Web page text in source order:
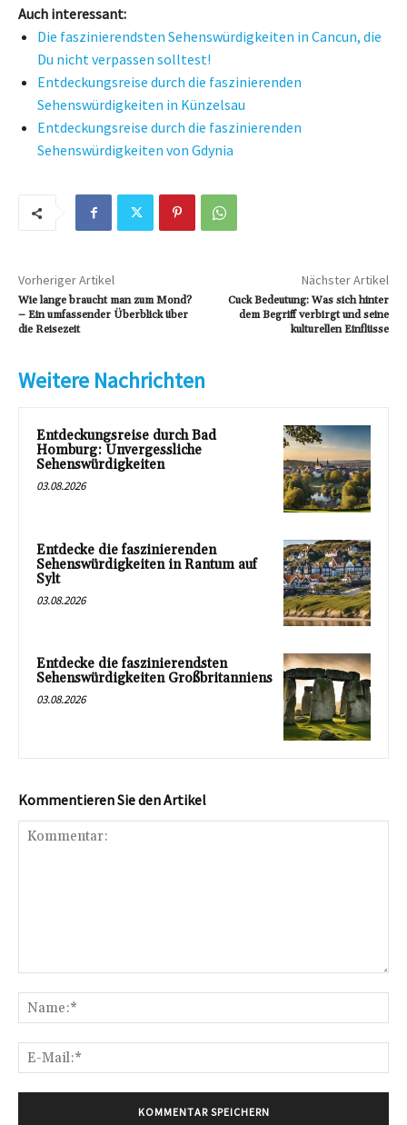
Auch interessant:
Die faszinierendsten Sehenswürdigkeiten in Cancun, die
Du nicht verpassen solltest!
Entdeckungsreise durch die faszinierenden
Sehenswürdigkeiten in Künzelsau
Entdeckungsreise durch die faszinierenden
Sehenswürdigkeiten von Gdynia
Vorheriger Artikel
Wie lange braucht man zum Mond?
– Ein umfassender Überblick über
die Reisezeit
Nächster Artikel
Cuck Bedeutung: Was sich hinter
dem Begriff verbirgt und seine
kulturellen Einflüsse
Weitere Nachrichten
Entdeckungsreise durch Bad
Homburg: Unvergessliche
Sehenswürdigkeiten
03.08.2026
Entdecke die faszinierenden
Sehenswürdigkeiten in Rantum auf
Sylt
03.08.2026
Entdecke die faszinierendsten
Sehenswürdigkeiten Großbritanniens
03.08.2026
Kommentieren Sie den Artikel